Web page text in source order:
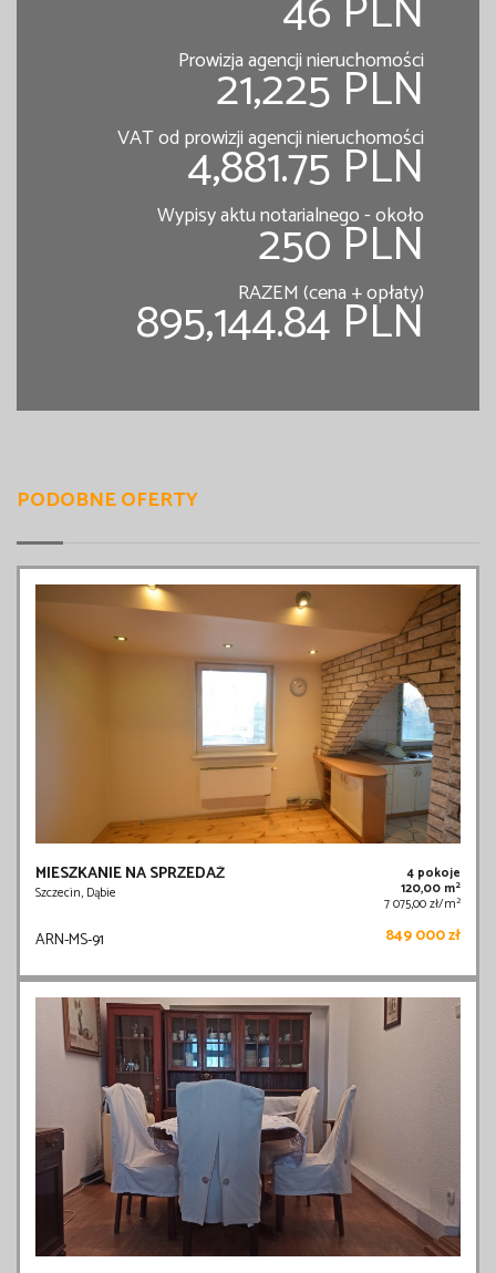
Prowizja agencji nieruchomości
21,225 PLN
VAT od prowizji agencji nieruchomości
4,881.75 PLN
Wypisy aktu notarialnego - około
250 PLN
RAZEM (cena + opłaty)
895,144.84 PLN
PODOBNE OFERTY
MIESZKANIE NA SPRZEDAŻ
Szczecin, Dąbie
4 pokoje
120,00 m2
7 075,00 zł/m2
ARN-MS-91 849 000 zł